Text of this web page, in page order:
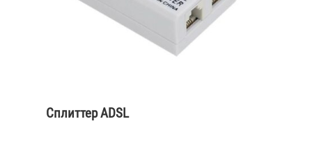
Сплиттер ADSL